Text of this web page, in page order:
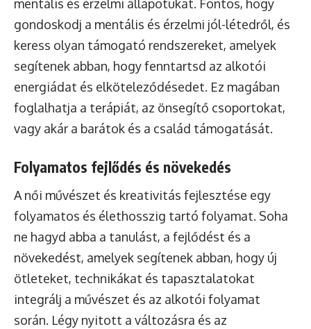
mentális és érzelmi állapotukat. Fontos, hogy
gondoskodj a mentális és érzelmi jól-létedről, és
keress olyan támogató rendszereket, amelyek
segítenek abban, hogy fenntartsd az alkotói
energiádat és elköteleződésedet. Ez magában
foglalhatja a terápiát, az önsegítő csoportokat,
vagy akár a barátok és a család támogatását.
Folyamatos fejlődés és növekedés
A női művészet és kreativitás fejlesztése egy
folyamatos és élethosszig tartó folyamat. Soha
ne hagyd abba a tanulást, a fejlődést és a
növekedést, amelyek segítenek abban, hogy új
ötleteket, technikákat és tapasztalatokat
integrálj a művészet és az alkotói folyamat
során. Légy nyitott a változásra és az